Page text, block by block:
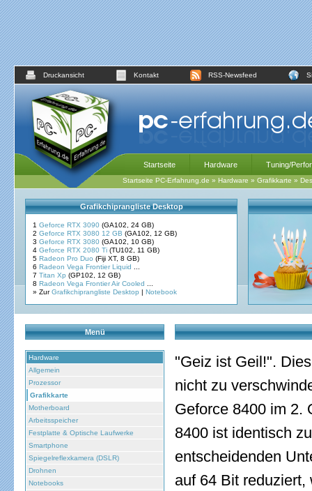
Druckansicht Kontakt RSS-Newsfeed
Startseite Hardware Tuning/
Startseite PC-Erfahrung.de » Hardware » Grafikkarte »
Grafikchiprangliste Desktop
1 Geforce RTX 3090 (GA102, 24 GB)
2 Geforce RTX 3080 12 GB (GA102, 12 GB)
3 Geforce RTX 3080 (GA102, 10 GB)
4 Geforce RTX 2080 Ti (TU102, 11 GB)
5 Radeon Pro Duo (Fiji XT, 8 GB)
6 Radeon Vega Frontier Liquid
7 Titan Xp (GP102, 12 GB)
8 Radeon Vega Frontier Air Cooled
» ZurGrafikchiprangliste Desktop | Notebook
Menü
Hardware
Allgemein
Prozessor
Grafikkarte
Motherboard
Arbeitsspeicher
Festplatte & Optische Laufwerke
Smartphone
Spiegelreflexkamera (DSLR)
Drohnen
Notebooks
"Geiz ist Geil!".
nicht zu
Geforce 8400 im 2.
8400 ist identisch
entscheidenden
auf 64 Bit